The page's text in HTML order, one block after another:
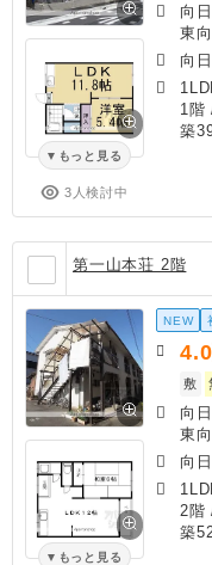
もっと見る
3人検討中
向
東
向
1階
築
第一山本荘 2階
もっと見る
NEW
4.0
敷
向
東
向
2階
築